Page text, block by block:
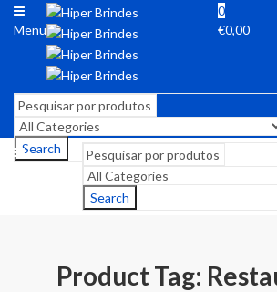
Menu
0
€0,00
Search
Search
Product Tag: